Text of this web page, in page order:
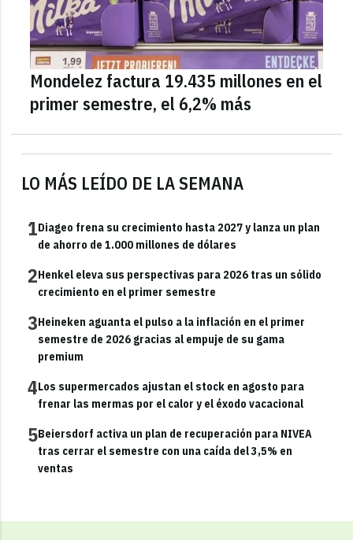
LO MÁS LEÍDO DE LA SEMANA
1Diageo frena su crecimiento hasta 2027 y lanza un plan
de ahorro de 1.000 millones de dólares
2Henkel eleva sus perspectivas para 2026 tras un sólido
crecimiento en el primer semestre
3Heineken aguanta el pulso a la inflación en el primer
semestre de 2026 gracias al empuje de su gama
premium
4Los supermercados ajustan el stock en agosto para
frenar las mermas por el calor y el éxodo vacacional
5Beiersdorf activa un plan de recuperación para NIVEA
tras cerrar el semestre con una caída del 3,5% en
ventas
Mondelez factura 19.435 millones en el
primer semestre, el 6,2% más